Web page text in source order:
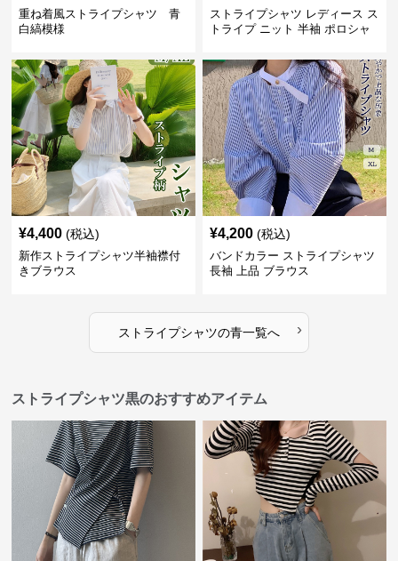
重ね着風ストライプシャツ 青
白縞模様
ストライプシャツ レディース ス
トライプ ニット 半袖 ポロシャ
¥4,400 (税込)
新作ストライプシャツ半袖襟付
きブラウス
¥4,200 (税込)
バンドカラー ストライプシャツ
長袖 上品 ブラウス
ストライプシャツの青一覧へ ›
ストライプシャツ黒のおすすめアイテム